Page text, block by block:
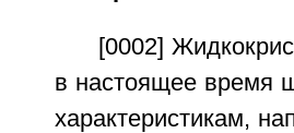
[0002]
в настоящее время
характеристикам,